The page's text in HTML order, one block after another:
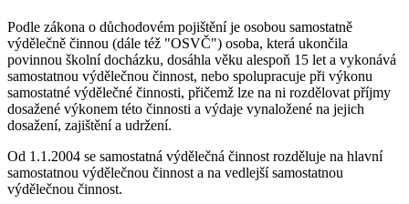
Podle zákona o důchodovém pojištění je osobou samostatně
výdělečně činnou (dále též "OSVČ") osoba, která ukončila
povinnou školní docházku, dosáhla věku alespoň 15 let a vykonává
samostatnou výdělečnou činnost, nebo spolupracuje při výkonu
samostatné výdělečné činnosti, přičemž lze na ni rozdělovat příjmy
dosažené výkonem této činnosti a výdaje vynaložené na jejich
dosažení, zajištění a udržení.
Od 1.1.2004 se samostatná výdělečná činnost rozděluje na hlavní
samostatnou výdělečnou činnost a na vedlejší samostatnou
výdělečnou činnost.